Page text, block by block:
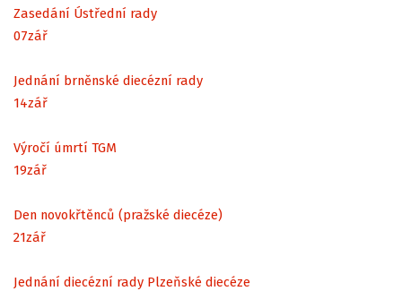
Zasedání Ústřední rady
07zář
Jednání brněnské diecézní rady
14zář
Výročí úmrtí TGM
19zář
Den novokřtěnců (pražské diecéze)
21zář
Jednání diecézní rady Plzeňské diecéze